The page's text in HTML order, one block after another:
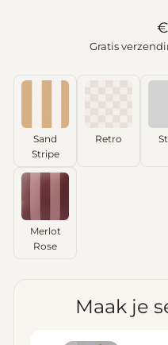
Gratis
Sand
Stripe
Retro
Merlot
Rose
Maak je